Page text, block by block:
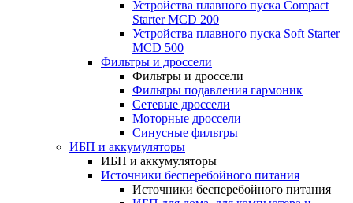
Устройства плавного пуска Compact
Starter MCD 200
Устройства плавного пуска Soft Starter
MCD 500
Фильтры и дроссели
Фильтры и дроссели
Фильтры подавления гармоник
Сетевые дроссели
Моторные дроссели
Синусные фильтры
ИБП и аккумуляторы
ИБП и аккумуляторы
Источники бесперебойного питания
Источники бесперебойного питания